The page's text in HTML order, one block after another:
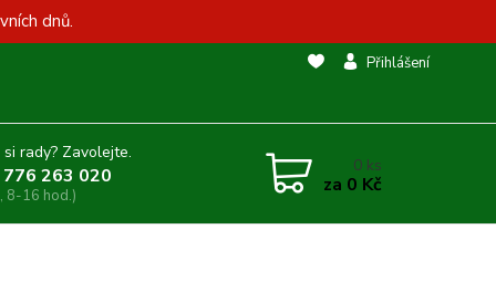
dnů.
Přihlášení
rady? Zavolejte.
263 020
8-16 hod.)
0 ks
za 0 Kč